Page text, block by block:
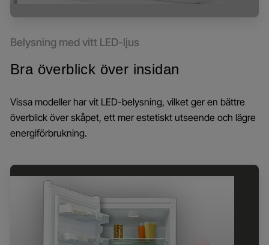
Belysning med vitt LED-ljus
Bra överblick över insidan
Vissa modeller har vit LED-belysning, vilket ger en bättre
överblick över skåpet, ett mer estetiskt utseende och lägre
energiförbrukning.